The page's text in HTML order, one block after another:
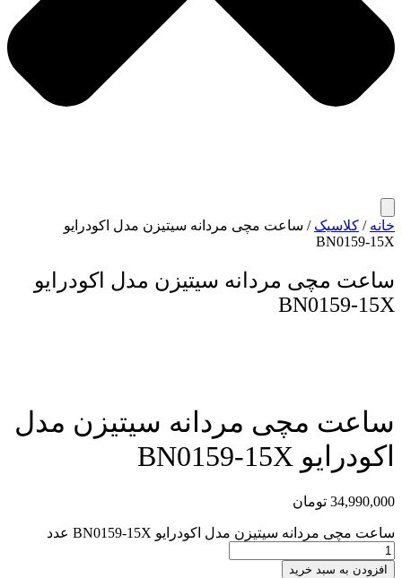
خانه / کلاسیک / ساعت مچی مردانه سیتیزن مدل اکودرایو
BN0159-15X
ساعت مچی مردانه سیتیزن مدل اکودرایو
BN0159-15X
ساعت مچی مردانه سیتیزن مدل
اکودرایو BN0159-15X
34,990,000 تومان
ساعت مچی مردانه سیتیزن مدل اکودرایو BN0159-15X عدد
افزودن به سبد خرید